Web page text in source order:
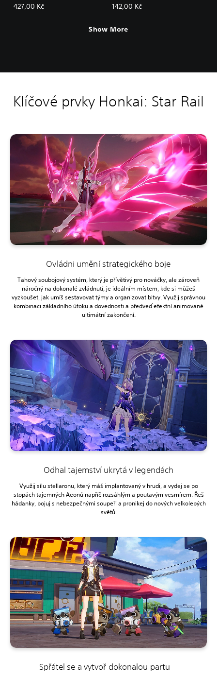
427,00 Kč 142,00 Kč
Show More
Klíčové prvky Honkai: Star Rail
Ovládni umění strategického boje
Tahový soubojový systém, který je přívětivý pro nováčky, ale zároveň
náročný na dokonalé zvládnutí, je ideálním místem, kde si můžeš
vyzkoušet, jak umíš sestavovat týmy a organizovat bitvy. Využij správnou
kombinaci základního útoku a dovednosti a předveď efektní animované
ultimátní zakončení.
Odhal tajemství ukrytá v legendách
Využij sílu stellaronu, který máš implantovaný v hrudi, a vydej se po
stopách tajemných Aeonů napříč rozsáhlým a poutavým vesmírem. Řeš
hádanky, bojuj s nebezpečnými soupeři a pronikej do nových velkolepých
světů.
Spřátel se a vytvoř dokonalou partu